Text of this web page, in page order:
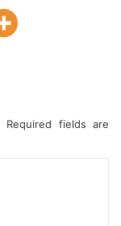
Required fields are